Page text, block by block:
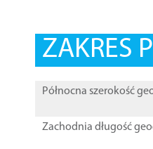
ZAKRES
Północna szerokość
Zachodnia długość